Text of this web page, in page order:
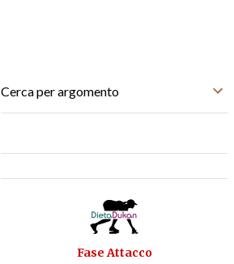
Cerca per argomento
Fase Attacco